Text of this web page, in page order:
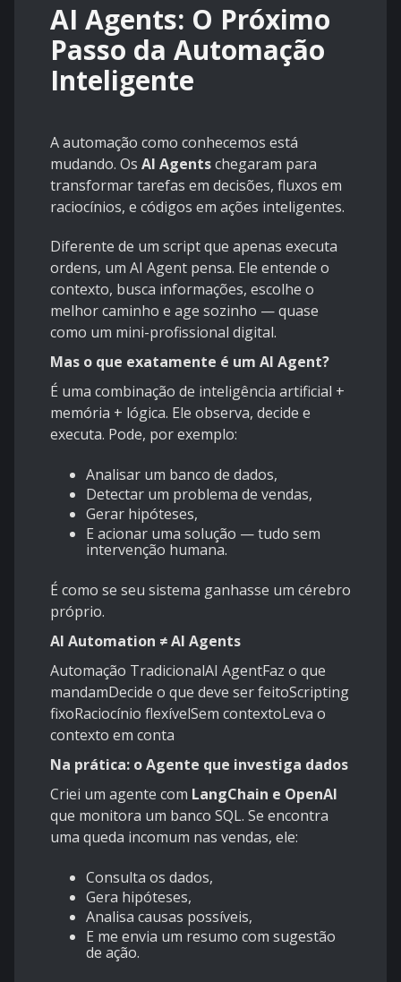
AI Agents: O Próximo
Passo da Automação
Inteligente
A automação como conhecemos está
mudando. Os AI Agentschegaram para
transformar tarefas em decisões, fluxos em
raciocínios, e códigos em ações inteligentes.
Diferente de um script que apenas executa
ordens, um AI Agent pensa. Ele entende o
contexto, busca informações, escolhe o
melhor caminho e age sozinho — quase
como um mini-profissional digital.
Mas o que exatamente é um AI Agent?
É uma combinação de inteligência artificial +
memória + lógica. Ele observa, decide e
executa. Pode, por exemplo:
Analisar um banco de dados,
Detectar um problema de vendas,
Gerar hipóteses,
E acionar uma solução — tudo sem
intervenção humana.
É como se seu sistema ganhasse um cérebro
próprio.
AI Automation ≠ AI Agents
Automação TradicionalAI AgentFaz o que
mandamDecide o que deve ser feitoScripting
fixoRaciocínio flexívelSem contextoLeva o
contexto em conta
Na prática: o Agente que investiga dados
Criei um agente com LangChain e OpenAI
que monitora um banco SQL. Se encontra
uma queda incomum nas vendas, ele:
Consulta os dados,
Gera hipóteses,
Analisa causas possíveis,
E me envia um resumo com sugestão
de ação.